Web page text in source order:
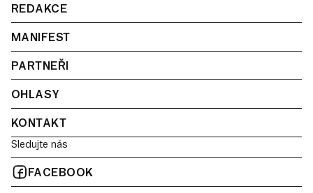
REDAKCE
MANIFEST
PARTNEŘI
OHLASY
KONTAKT
Sledujte nás
FACEBOOK